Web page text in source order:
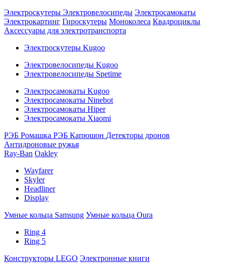
Электроскутеры Электровелосипеды Электросамокаты
Электрокартинг Гироскутеры Моноколеса Квадроциклы
Аксессуары для электротранспорта
Электроскутеры Kugoo
Электровелосипеды Kugoo
Электровелосипеды Spetime
Электросамокаты Kugoo
Электросамокаты Ninebot
Электросамокаты Hiper
Электросамокаты Xiaomi
РЭБ Ромашка РЭБ Капюшон Детекторы дронов
Антидроновые ружья
Ray-Ban Oakley
Wayfarer
Skyler
Headliner
Display
Умные кольца Samsung Умные кольца Oura
Ring 4
Ring 5
Конструкторы LEGO Электронные книги